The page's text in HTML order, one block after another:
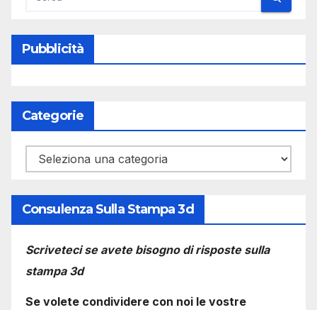
Pubblicità
Categorie
Categorie
Consulenza Sulla Stampa 3d
Scriveteci se avete bisogno di risposte sulla
stampa 3d
Se volete condividere con noi le vostre